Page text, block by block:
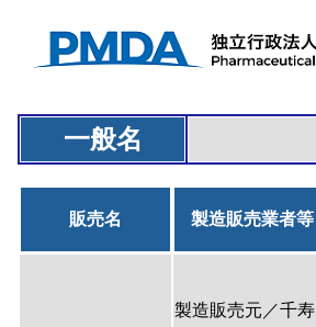
一般名
販売名 製造販売業者等
製造販売元／千寿